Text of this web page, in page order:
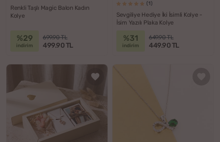
Renkli Taşlı Magic Balon Kadın
Kolye
%29
indirim
699.90 TL
499.90 TL
(1)
Sevgiliye Hediye İki İsimli Kolye -
İsim Yazılı Plaka Kolye
%31
indirim
649.90 TL
449.90 TL